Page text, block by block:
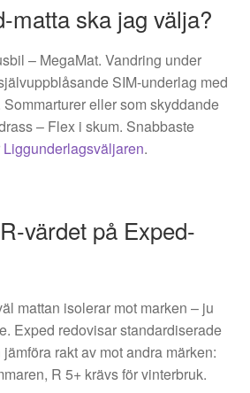
matta ska jag välja?
– MegaMat. Vandring under
SIM-underlag med
eller som skyddande
– Flex i skum. Snabbaste
Liggunderlagsväljaren.
värdet på Exped-
mattan isolerar mot marken – ju
Exped redovisar standardiserade
rakt av mot andra märken:
R 5+ krävs för vinterbruk.